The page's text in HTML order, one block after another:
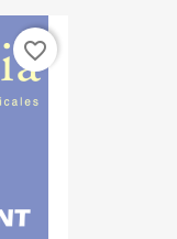
favorite_border